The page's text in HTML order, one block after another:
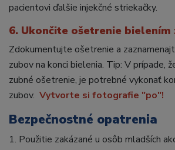
pacientovi ďalšie injekčné striekačky.
6. Ukončite ošetrenie bielením
Zdokumentujte ošetrenie a
zubov na konci bielenia. Tip: V prípade,
zubné ošetrenie, je potrebné vykonať
zubov. Vytvorte si fotografie "po"!
Bezpečnostné opatrenia
1. Použitie zakázané u osôb mladších